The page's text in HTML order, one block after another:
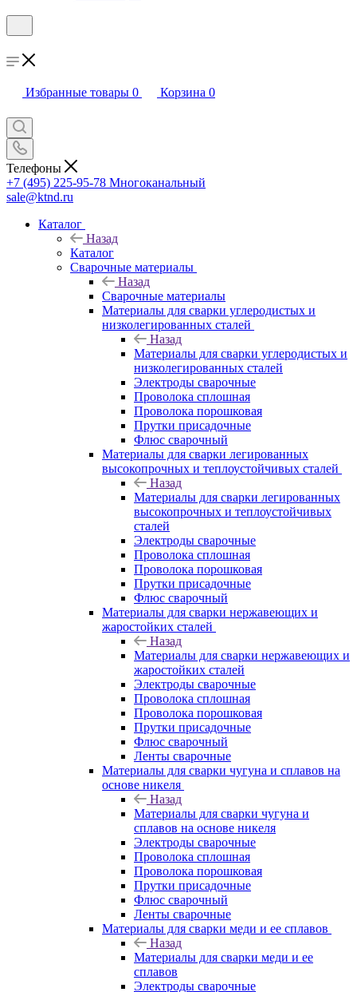
Избранные товары 0 Корзина 0
Телефоны
+7 (495) 225-95-78 Многоканальный
sale@ktnd.ru
Каталог
Назад
Каталог
Сварочные материалы
Назад
Сварочные материалы
Материалы для сварки углеродистых и
низколегированных сталей
Назад
Материалы для сварки углеродистых и
низколегированных сталей
Электроды сварочные
Проволока сплошная
Проволока порошковая
Прутки присадочные
Флюс сварочный
Материалы для сварки легированных
высокопрочных и теплоустойчивых сталей
Назад
Материалы для сварки легированных
высокопрочных и теплоустойчивых
сталей
Электроды сварочные
Проволока сплошная
Проволока порошковая
Прутки присадочные
Флюс сварочный
Материалы для сварки нержавеющих и
жаростойких сталей
Назад
Материалы для сварки нержавеющих и
жаростойких сталей
Электроды сварочные
Проволока сплошная
Проволока порошковая
Прутки присадочные
Флюс сварочный
Ленты сварочные
Материалы для сварки чугуна и сплавов на
основе никеля
Назад
Материалы для сварки чугуна и
сплавов на основе никеля
Электроды сварочные
Проволока сплошная
Проволока порошковая
Прутки присадочные
Флюс сварочный
Ленты сварочные
Материалы для сварки меди и ее сплавов
Назад
Материалы для сварки меди и ее
сплавов
Электроды сварочные